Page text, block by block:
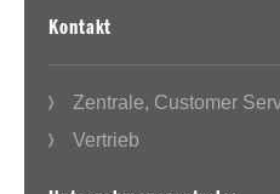
Kontakt
Zentrale, Customer
Vertrieb